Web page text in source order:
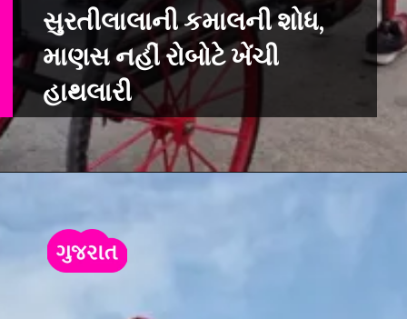
સુરતીલાલાની કમાલની શોધ,
માણસ નહીં રોબોટે ખેંચી
હાથલારી